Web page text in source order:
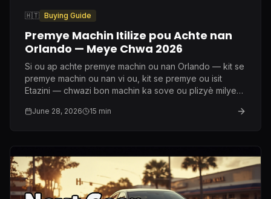
🇭🇹 Buying Guide
Premye Machin Itilize pou Achte nan
Orlando — Meye Chwa 2026
Si ou ap achte premye machin ou nan Orlando — kit se
premye machin ou nan vi ou, kit se premye ou isit
Etazini — chwazi bon machin ka sove ou plizyè milye
rekòmande vre apre dis lane nan metye sa a.
June 28, 2026 15 min